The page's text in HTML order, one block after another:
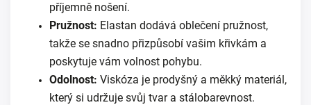
příjemně nošení.
Pružnost: Elastan dodává oblečení pružnost,
takže se snadno přizpůsobí vašim křivkám a
poskytuje vám volnost pohybu.
Odolnost: Viskóza je prodyšný a měkký materiál,
který si udržuje svůj tvar a stálobarevnost.